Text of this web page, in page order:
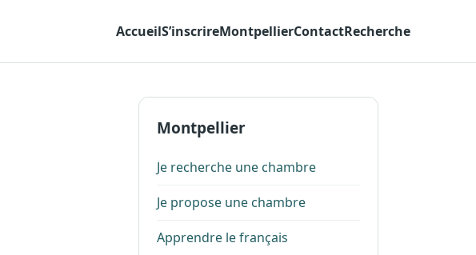
AccueilS’inscrireMontpellierContactRecherche
Montpellier
Je recherche une chambre
Je propose une chambre
Apprendre le français